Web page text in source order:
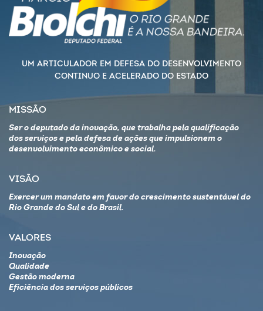
UM ARTICULADOR EM DEFESA DO DESENVOLVIMENTO
CONTINUO E ACELERADO DO ESTADO
MISSÃO
Ser o deputado da inovação, que trabalha pela qualificação
dos serviços e pela defesa de ações que impulsionem o
desenvolvimento econômico e social.
VISÃO
Exercer um mandato em favor do crescimento sustentável do
Rio Grande do Sul e do Brasil.
VALORES
Inovação
Qualidade
Gestão moderna
Eficiência dos serviços públicos